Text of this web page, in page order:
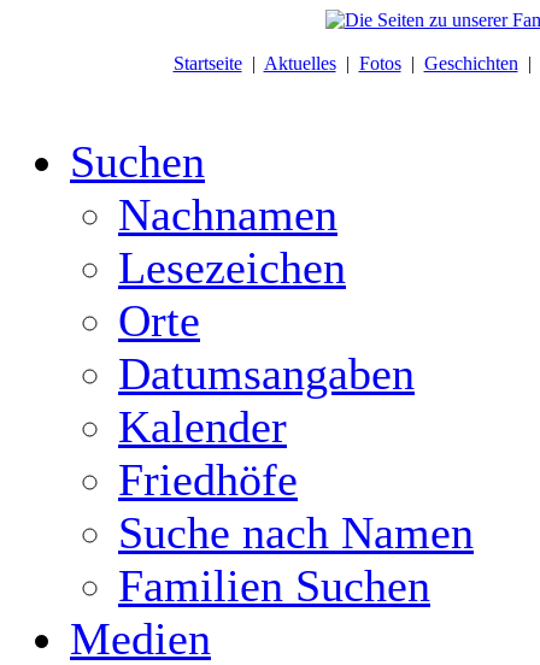
Startseite| Aktuelles| Fotos| Geschichten |
Suchen
Nachnamen
Lesezeichen
Orte
Datumsangaben
Kalender
Friedhöfe
Suche nach Namen
Familien Suchen
Medien